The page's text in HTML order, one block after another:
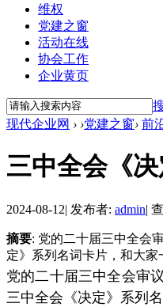
维权
党建之窗
活动在线
协会工作
企业黄页
现代企业网 › ›党建之窗› 前
三中全会《
2024-08-12| 发布者: admin|
摘要: 党的二十届三中全会
定》系列名词卡片，和大家
党的二十届三中全会审
三中全会《决定》系列